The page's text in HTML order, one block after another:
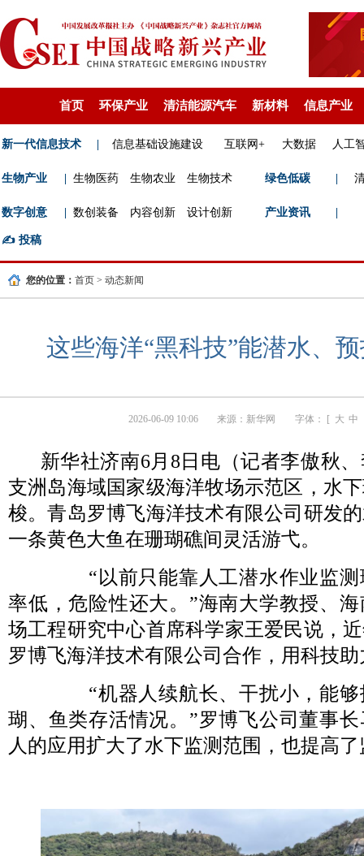
首页 环保产业 清洁能源汽车 新材料 信息产业
新一代信息技术 信息基础设施建设 互联网+ 大数据 人工
生物产业 生物医药 生物农业 生物技术 绿色低碳
数字创意 数创装备 内容创新 设计创新 产业资讯
✍️ 投稿
您的位置： 首页 > 动态新闻
这些海洋“黑科技”能潜水、
2026-06-09 10:06 来源： 新华网 字体： [ 大 中
新华社济南6月8日电（记者李傲秋
支洲岛海域国家级海洋牧场示范区，水
梭。青岛罗博飞海洋技术有限公司研发
一条黄色大鱼在珊瑚礁间灵活游弋。
“以前只能靠人工潜水作业监
率低，危险性还大。”海南大学教授、
场工程研究中心首席科学家王爱民说，
罗博飞海洋技术有限公司合作，用科技
“机器人续航长、干扰小，能
瑚、鱼类存活情况。”罗博飞公司董事
人的应用扩大了水下监测范围，也提高